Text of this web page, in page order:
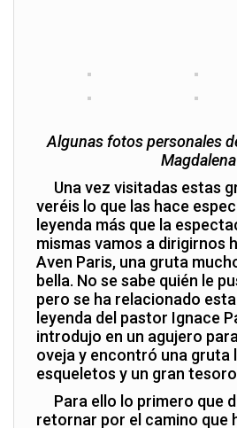
Algunas fotos personales
Magdalena
Una vez visitadas estas
veréis lo que las hace
leyenda más que la
mismas vamos a dirigirnos
Aven Paris, una gruta
bella. No se sabe quién le
pero se ha relacionado
leyenda del pastor Ignace
introdujo en un agujero
oveja y encontró una gruta
esqueletos y un gran
Para ello lo primero que
retornar por el camino que